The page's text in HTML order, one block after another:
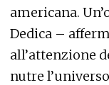
americana.
Dedica –
all’attenzione
nutre